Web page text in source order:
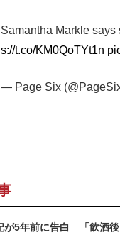
Samantha Markle says
s://t.co/KM0QoTYt1n
— Page Six
が5年前に告白 「飲酒